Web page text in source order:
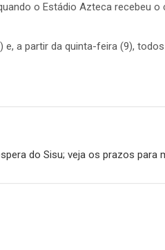
o Estádio Azteca recebeu
a partir da quinta-feira (9),
do Sisu; veja os prazos para